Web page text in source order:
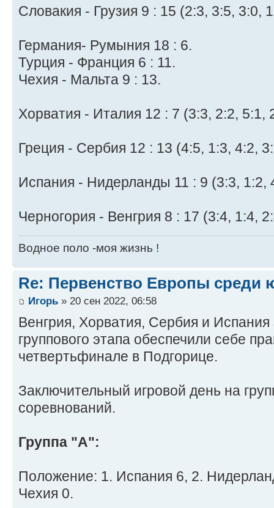
Словакия - Грузия 9 : 15 (2:3, 3:5, 3:0,
Германия- Румыния 18 : 6.
Турция - Франция 6 : 11.
Чехия - Мальта 9 : 13.
Хорватия - Италия 12 : 7 (3:3, 2:2, 5:1,
Греция - Сербия 12 : 13 (4:5, 1:3, 4:2,
Испания - Нидерланды 11 : 9 (3:3, 1:2,
Черногория - Венгрия 8 : 17 (3:4, 1:4,
Водное поло -моя жизнь !
Re: Первенство Европы среди
Игорь » 20 сен 2022, 06:58
Венгрия, Хорватия, Сербия и Испания
группового этапа обеспечили себе
четвертьфинале в Подгорице.
Заключительный игровой день на
соревнований.
Группа "А":
Положение: 1. Испания 6, 2.
Чехия 0.